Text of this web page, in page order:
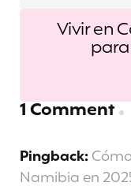
Vivir en
1 Comment
Pingback:
Namibia en